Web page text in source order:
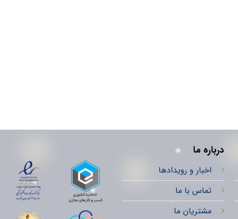
درباره ما
اخبار و رویدادها
تماس با ما
مشتریان ما